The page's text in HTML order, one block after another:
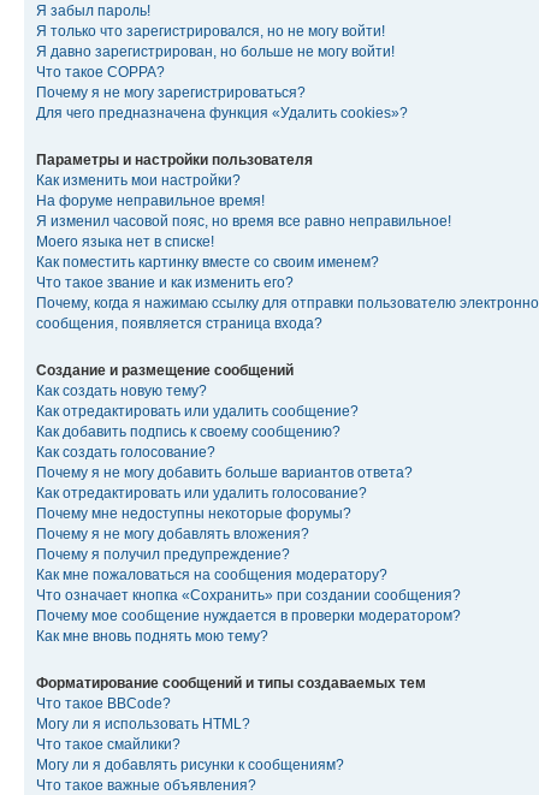
Я забыл пароль!
Я только что зарегистрировался, но не могу войти!
Я давно зарегистрирован, но больше не могу войти!
Что такое COPPA?
Почему я не могу зарегистрироваться?
Для чего предназначена функция «Удалить cookies»?
Параметры и настройки пользователя
Как изменить мои настройки?
На форуме неправильное время!
Я изменил часовой пояс, но время все равно неправильное!
Моего языка нет в списке!
Как поместить картинку вместе со своим именем?
Что такое звание и как изменить его?
Почему, когда я нажимаю ссылку для отправки пользователю
сообщения, появляется страница входа?
Создание и размещение сообщений
Как создать новую тему?
Как отредактировать или удалить сообщение?
Как добавить подпись к своему сообщению?
Как создать голосование?
Почему я не могу добавить больше вариантов ответа?
Как отредактировать или удалить голосование?
Почему мне недоступны некоторые форумы?
Почему я не могу добавлять вложения?
Почему я получил предупреждение?
Как мне пожаловаться на сообщения модератору?
Что означает кнопка «Сохранить» при создании сообщения?
Почему мое сообщение нуждается в проверки модератором?
Как мне вновь поднять мою тему?
Форматирование сообщений и типы создаваемых тем
Что такое BBCode?
Могу ли я использовать HTML?
Что такое смайлики?
Могу ли я добавлять рисунки к сообщениям?
Что такое важные объявления?